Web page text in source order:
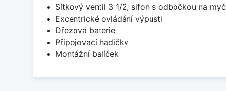
Sítkový ventil 3 1/2, sifon s odbočkou na
Excentrické ovládání výpusti
Dřezová baterie
Připojovací hadičky
Montážní balíček